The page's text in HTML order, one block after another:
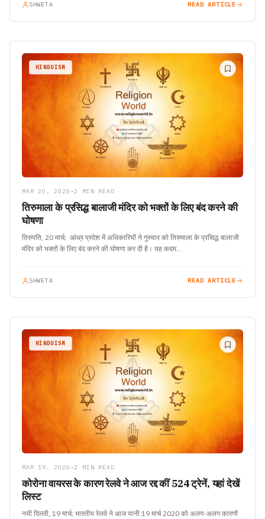
SHWETA READ ARTICLE
HINDUISM
MAR 20, 2020 •2 MIN READ
तिरुमाला के प्रसिद्ध बालाजी मंदिर को भक्तों के लिए बंद करने की
घोषणा
तिरुपति, 20 मार्च; आंध्र प्रदेश में अधिकारियों ने गुरुवार को तिरुमाला के प्रसिद्ध बालाजी
मंदिर को भक्तों के लिए बंद करने की घोषणा कर दी है। यह कदम…
SHWETA READ ARTICLE
HINDUISM
MAR 19, 2020 •2 MIN READ
कोरोना वायरस के कारण रेलवे ने आज रद्द कीं 524 ट्रेनें, यहां देखें
लिस्ट
नयी दिल्ली, 19 मार्च; भारतीय रेलवे ने आज यानी 19 मार्च 2020 को अलग-अलग कारणों